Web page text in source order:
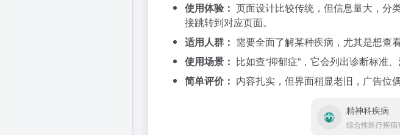
使用体验： 页面设计比较传统，但信息量大，分
接跳转到对应页面。
适用人群： 需要全面了解某种疾病，尤其是想查
使用场景： 比如查“抑郁症”，它会列出诊断标准
简单评价： 内容扎实，但界面稍显老旧，广告位
精神科疾病
综合性医疗疾病